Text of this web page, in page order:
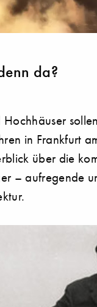
da?
in Frankfurt
über die
– aufregende